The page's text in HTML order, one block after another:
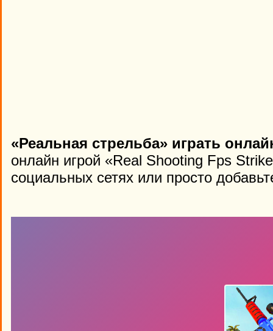
«Реальная стрельба» играть
онлайн игрой «Real Shooting Fps
социальных сетях или просто